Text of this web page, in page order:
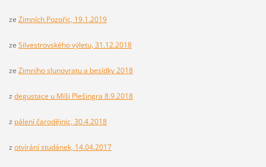
ze Zimních Pozořic, 19.1.2019
ze Silvestrovského výletu, 31.12.2018
ze Zimního slunovratu a besídky 2018
z degustace u Míši Plešingra 8.9.2018
z pálení čarodějnic, 30.4.2018
z otvírání studánek, 14.04.2017